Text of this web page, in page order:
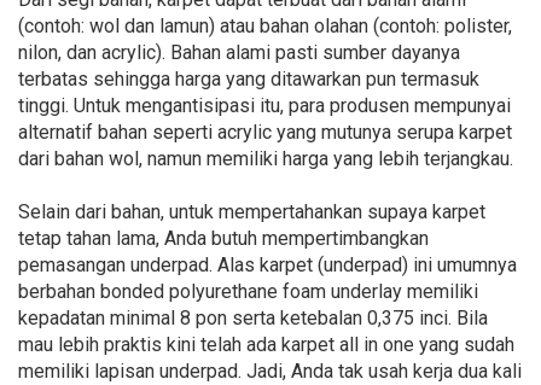
(contoh: wol dan lamun) atau bahan olahan (contoh: polister,
nilon, dan acrylic). Bahan alami pasti sumber dayanya
terbatas sehingga harga yang ditawarkan pun termasuk
tinggi. Untuk mengantisipasi itu, para produsen mempunyai
alternatif bahan seperti acrylic yang mutunya serupa karpet
dari bahan wol, namun memiliki harga yang lebih terjangkau.
Selain dari bahan, untuk mempertahankan supaya karpet
tetap tahan lama, Anda butuh mempertimbangkan
pemasangan underpad. Alas karpet (underpad) ini umumnya
berbahan bonded polyurethane foam underlay memiliki
kepadatan minimal 8 pon serta ketebalan 0,375 inci. Bila
mau lebih praktis kini telah ada karpet all in one yang sudah
memiliki lapisan underpad. Jadi, Anda tak usah kerja dua kali